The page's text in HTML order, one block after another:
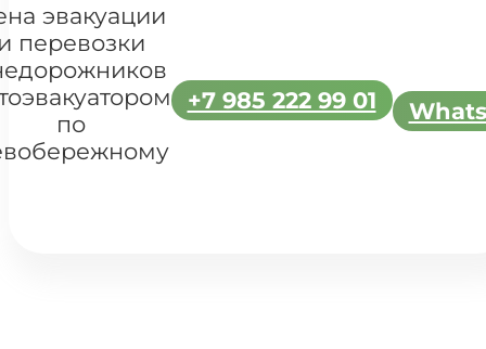
эвакуации
перевозки
по
+7 985 222 99 01